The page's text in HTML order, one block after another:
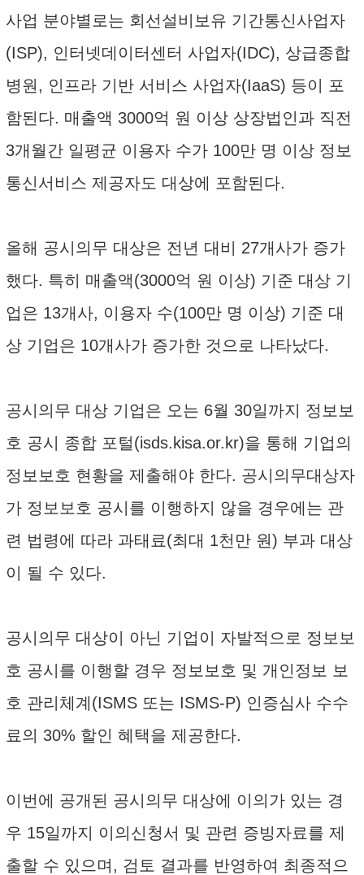
사업 분야별로는 회선설비보유 기간통신사업자
(ISP), 인터넷데이터센터 사업자(IDC), 상급종합
병원, 인프라 기반 서비스 사업자(IaaS) 등이 포
함된다. 매출액 3000억 원 이상 상장법인과 직전
3개월간 일평균 이용자 수가 100만 명 이상 정보
통신서비스 제공자도 대상에 포함된다.
올해 공시의무 대상은 전년 대비 27개사가 증가
했다. 특히 매출액(3000억 원 이상) 기준 대상 기
업은 13개사, 이용자 수(100만 명 이상) 기준 대
상 기업은 10개사가 증가한 것으로 나타났다.
공시의무 대상 기업은 오는 6월 30일까지 정보보
호 공시 종합 포털(isds.kisa.or.kr)을 통해 기업의
정보보호 현황을 제출해야 한다. 공시의무대상자
가 정보보호 공시를 이행하지 않을 경우에는 관
련 법령에 따라 과태료(최대 1천만 원) 부과 대상
이 될 수 있다.
공시의무 대상이 아닌 기업이 자발적으로 정보보
호 공시를 이행할 경우 정보보호 및 개인정보 보
호 관리체계(ISMS 또는 ISMS-P) 인증심사 수수
료의 30% 할인 혜택을 제공한다.
이번에 공개된 공시의무 대상에 이의가 있는 경
우 15일까지 이의신청서 및 관련 증빙자료를 제
출할 수 있으며, 검토 결과를 반영하여 최종적으